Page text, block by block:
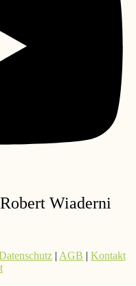
Wiaderni
| AGB | Kontakt